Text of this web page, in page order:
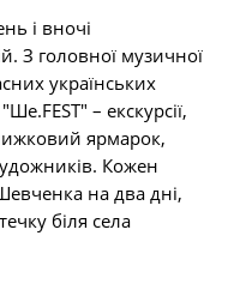
і вночі
З головної музичної
українських
– екскурсії,
ярмарок,
Кожен
на два дні,
біля села